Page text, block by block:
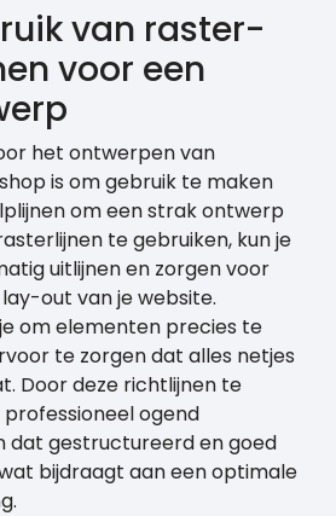
van raster-
voor een
het ontwerpen van
is om gebruik te maken
om een strak ontwerp
te gebruiken, kun je
uitlijnen en zorgen voor
out van je website.
om elementen precies te
te zorgen dat alles netjes
Door deze richtlijnen te
professioneel ogend
dat gestructureerd en goed
bijdraagt aan een optimale